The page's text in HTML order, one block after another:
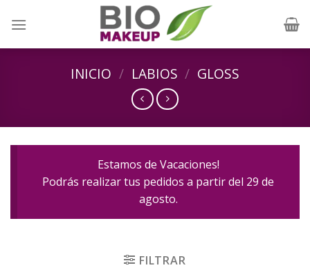
INICIO / LABIOS / GLOSS
Estamos de Vacaciones!
Podrás realizar tus pedidos a partir del 29 de
agosto.
FILTRAR